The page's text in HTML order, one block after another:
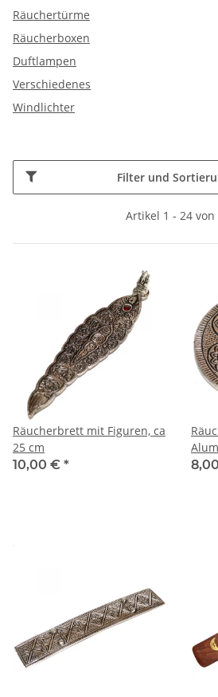
Räuchertürme
Räucherboxen
Duftlampen
Verschiedenes
Windlichter
Filter und
Artikel 1 - 24 von
Räucherbrett mit Figuren, ca
25 cm
10,00 € *